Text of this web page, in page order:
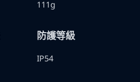
111g
防護等級
IP54